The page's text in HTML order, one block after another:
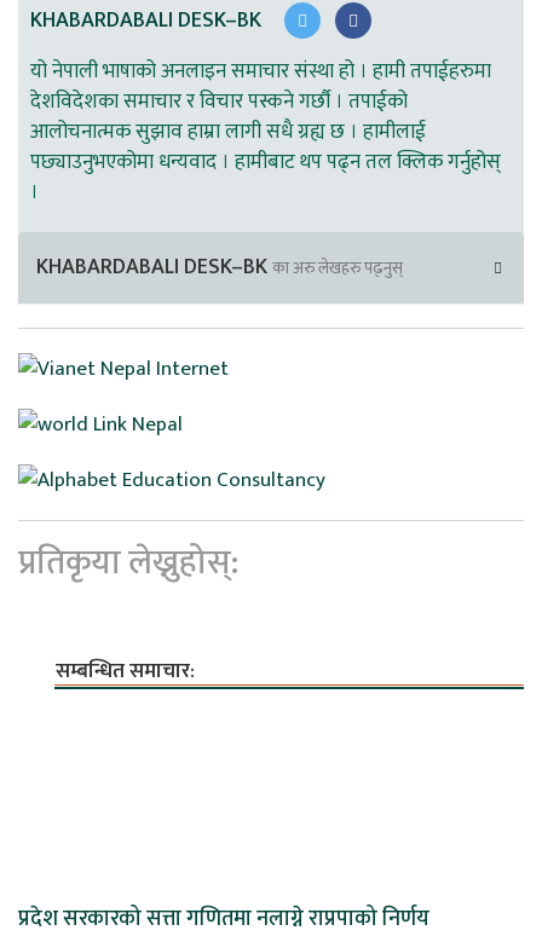
KHABARDABALI DESK–BK
यो नेपाली भाषाको अनलाइन समाचार संस्था हो । हामी तपाईहरुमा
देशविदेशका समाचार र विचार पस्कने गर्छौ । तपाईको
आलोचनात्मक सुझाव हाम्रा लागी सधै ग्रह्य छ । हामीलाई
पछ्याउनुभएकोमा धन्यवाद । हामीबाट थप पढ्न तल क्लिक गर्नुहोस्
।
KHABARDABALI DESK–BKका अरु लेखहरु पढ्नुस्
प्रतिकृया लेख्नुहोस्:
सम्बन्धित समाचार:
प्रदेश सरकारको सत्ता गणितमा नलाग्ने राप्रपाको निर्णय